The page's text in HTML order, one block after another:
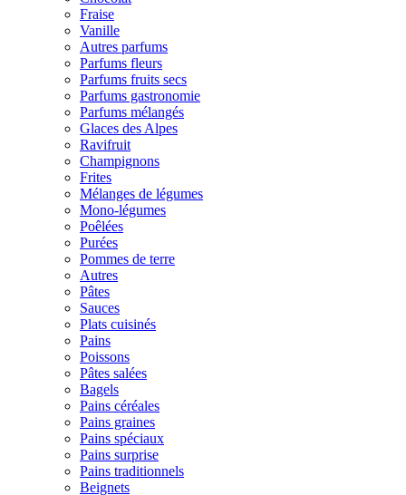
Fraise
Vanille
Autres parfums
Parfums fleurs
Parfums fruits secs
Parfums gastronomie
Parfums mélangés
Glaces des Alpes
Ravifruit
Champignons
Frites
Mélanges de légumes
Mono-légumes
Poêlées
Purées
Pommes de terre
Autres
Pâtes
Sauces
Plats cuisinés
Pains
Poissons
Pâtes salées
Bagels
Pains céréales
Pains graines
Pains spéciaux
Pains surprise
Pains traditionnels
Beignets